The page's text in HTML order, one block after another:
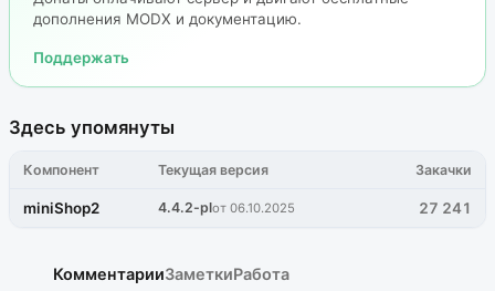
дополнения MODX и документацию.
Поддержать
Здесь упомянуты
Компонент Текущая версия Закачки
miniShop2 4.4.2-plот 06.10.2025 27 241
КомментарииЗаметкиРабота